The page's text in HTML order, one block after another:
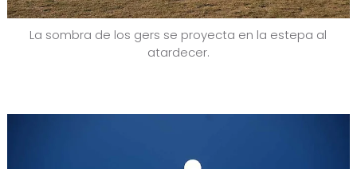
La sombra de los gers se proyecta en la estepa al
atardecer.